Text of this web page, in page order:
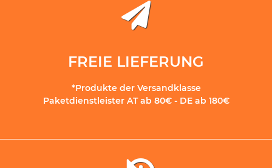
FREIE LIEFERUNG
*Produkte der Versandklasse
Paketdienstleister AT ab 80€ - DE ab 180€